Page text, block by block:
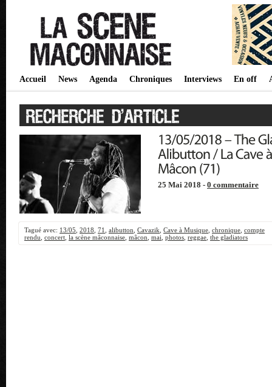
Accueil News Agenda Chroniques Interviews En off
25 Mai 2018 - 0 commentaire
Tagué avec: 13/05 2018 71 alibutton Cavazik Cave à Musique chronique compte
rendu concert la scène mâconnaise mâcon mai photos reggae the gladiators